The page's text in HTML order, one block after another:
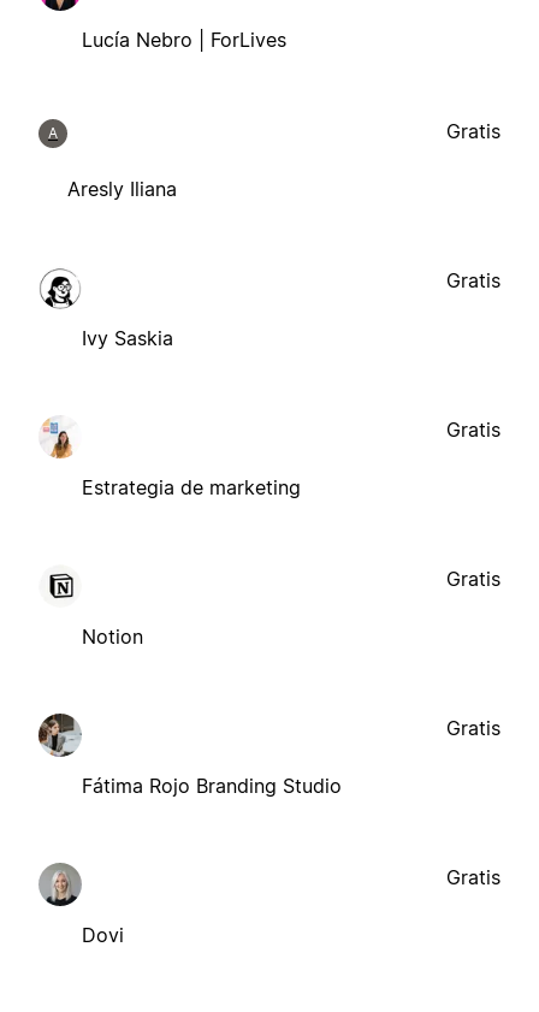
Lucía Nebro | ForLives
A
Aresly Iliana
Gratis
Ivy Saskia
Gratis
Estrategia de marketing
Gratis
Notion
Gratis
Fátima Rojo Branding Studio
Gratis
Dovi
Gratis